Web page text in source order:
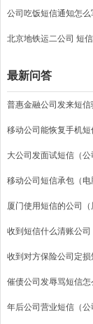
公司吃饭短信通知怎么
北京地铁运二公司 短
最新问答
普惠金融公司发来短信
移动公司能恢复手机短
大公司发面试短信（公
移动公司短信承包（电
厦门使用短信的公司（
收到短信什么清账公司
收到对方保险公司定损
催债公司发辱骂短信怎
年后公司营业短信（公